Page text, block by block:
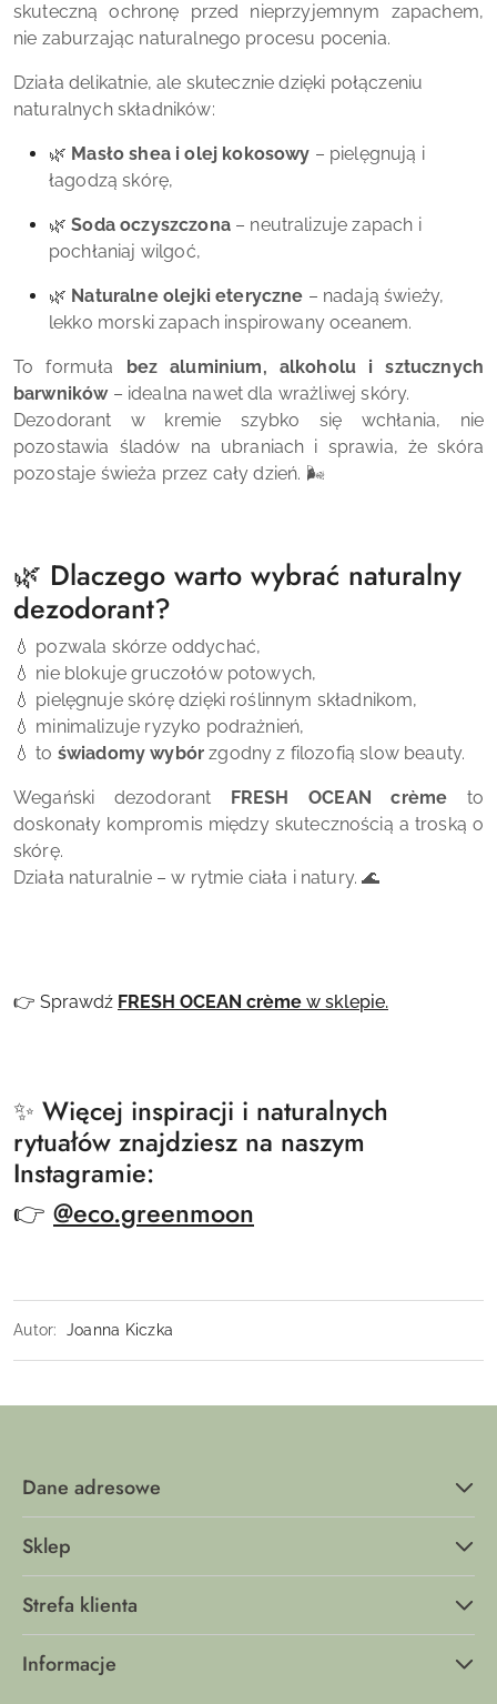
skuteczną ochronę przed nieprzyjemnym zapachem,
nie zaburzając naturalnego procesu pocenia.
Działa delikatnie, ale skutecznie dzięki połączeniu
naturalnych składników:
🌿 Masło shea i olej kokosowy – pielęgnują i
łagodzą skórę,
🌿Soda oczyszczona– neutralizuje zapach i
pochłaniaj wilgoć,
🌿 Naturalne olejki eteryczne – nadają świeży,
lekko morski zapach inspirowany oceanem.
To formuła
bez aluminium, alkoholu i sztucznych
barwników– idealna nawet dla wrażliwej skóry.
Dezodorant w kremie szybko się wchłania, nie
pozostawia śladów na ubraniach i sprawia, że skóra
pozostaje świeża przez cały dzień. 🌬️
🌿 Dlaczego warto wybrać naturalny
dezodorant?
💧 pozwala skórze oddychać,
💧 nie blokuje gruczołów potowych,
💧 pielęgnuje skórę dzięki roślinnym składnikom,
💧 minimalizuje ryzyko podrażnień,
💧 to świadomy wybór zgodny z filozofią slow beauty.
Wegański dezodorant FRESH OCEAN crème to
doskonały kompromis między skutecznością a troską o
skórę.
Działa naturalnie – w rytmie ciała i natury. 🌊
👉 Sprawdź FRESH OCEAN crème w sklepie.
✨ Więcej inspiracji i naturalnych
rytuałów znajdziesz na naszym
Instagramie:
👉 @eco.greenmoon
Autor: Joanna Kiczka
Dane adresowe
Sklep
Strefa klienta
Informacje